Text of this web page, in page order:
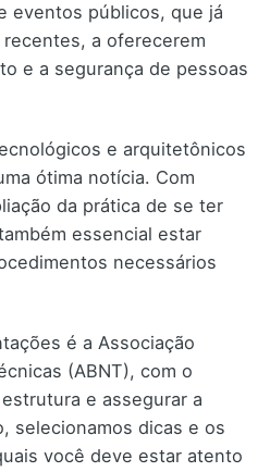
eventos públicos, que já
a oferecerem
e a segurança de pessoas
e arquitetônicos
ótima notícia. Com
da prática de se ter
essencial estar
necessários
é a Associação
(ABNT), com o
e assegurar a
selecionamos dicas e os
você deve estar atento